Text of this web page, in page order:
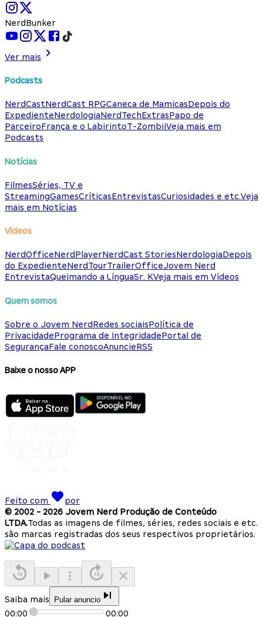
NerdBunker
Ver mais
Podcasts
NerdCastNerdCast RPGCaneca de MamicasDepois do
ExpedienteNerdologiaNerdTechExtrasPapo de
ParceiroFrança e o LabirintoT-ZombiiVeja mais em
Podcasts
Notícias
FilmesSéries, TV e
StreamingGamesCríticasEntrevistasCuriosidades e etc.Veja
mais em Notícias
Vídeos
NerdOfficeNerdPlayerNerdCast StoriesNerdologiaDepois
do ExpedienteNerdTourTrailerOfficeJovem Nerd
EntrevistaQueimando a LínguaSr. KVeja mais em Vídeos
Quem somos
Sobre o Jovem NerdRedes sociaisPolítica de
PrivacidadePrograma de IntegridadePortal de
SegurançaFale conoscoAnuncieRSS
Baixe o nosso APP
Feito com
por
© 2002 - 2026 Jovem Nerd Produção de Conteúdo
LTDA.Todas as imagens de filmes, séries, redes sociais e etc.
são marcas registradas dos seus respectivos proprietários.
Saiba mais Pular anuncio
00:00 00:00